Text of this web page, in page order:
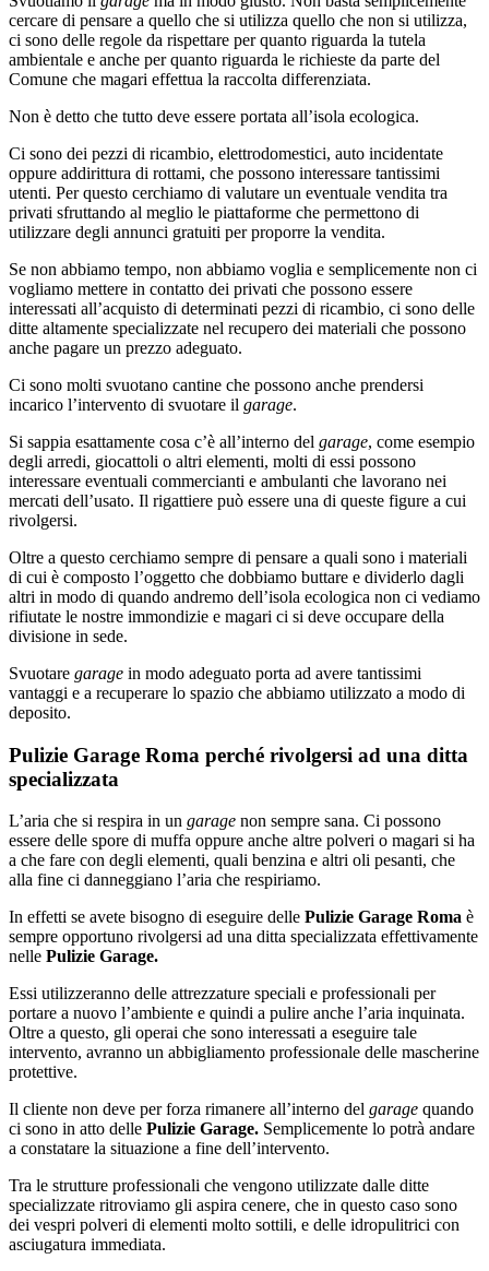
cercare di pensare a quello che si utilizza quello che non si utilizza,
ci sono delle regole da rispettare per quanto riguarda la tutela
ambientale e anche per quanto riguarda le richieste da parte del
Comune che magari effettua la raccolta differenziata.
Non è detto che tutto deve essere portata all’isola ecologica.
Ci sono dei pezzi di ricambio, elettrodomestici, auto incidentate
oppure addirittura di rottami, che possono interessare tantissimi
utenti. Per questo cerchiamo di valutare un eventuale vendita tra
privati sfruttando al meglio le piattaforme che permettono di
utilizzare degli annunci gratuiti per proporre la vendita.
Se non abbiamo tempo, non abbiamo voglia e semplicemente non ci
vogliamo mettere in contatto dei privati che possono essere
interessati all’acquisto di determinati pezzi di ricambio, ci sono delle
ditte altamente specializzate nel recupero dei materiali che possono
anche pagare un prezzo adeguato.
Ci sono molti svuotano cantine che possono anche prendersi
incarico l’intervento di svuotare il garage.
Si sappia esattamente cosa c’è all’interno del garage, come esempio
degli arredi, giocattoli o altri elementi, molti di essi possono
interessare eventuali commercianti e ambulanti che lavorano nei
mercati dell’usato. Il rigattiere può essere una di queste figure a cui
rivolgersi.
Oltre a questo cerchiamo sempre di pensare a quali sono i materiali
di cui è composto l’oggetto che dobbiamo buttare e dividerlo dagli
altri in modo di quando andremo dell’isola ecologica non ci vediamo
rifiutate le nostre immondizie e magari ci si deve occupare della
divisione in sede.
Svuotare garage in modo adeguato porta ad avere tantissimi
vantaggi e a recuperare lo spazio che abbiamo utilizzato a modo di
deposito.
Pulizie Garage Roma perché rivolgersi ad una ditta
specializzata
L’aria che si respira in un garage non sempre sana. Ci possono
essere delle spore di muffa oppure anche altre polveri o magari si ha
a che fare con degli elementi, quali benzina e altri oli pesanti, che
alla fine ci danneggiano l’aria che respiriamo.
In effetti se avete bisogno di eseguire delle Pulizie Garage Roma è
sempre opportuno rivolgersi ad una ditta specializzata effettivamente
nelle Pulizie Garage.
Essi utilizzeranno delle attrezzature speciali e professionali per
portare a nuovo l’ambiente e quindi a pulire anche l’aria inquinata.
Oltre a questo, gli operai che sono interessati a eseguire tale
intervento, avranno un abbigliamento professionale delle mascherine
protettive.
Il cliente non deve per forza rimanere all’interno del garage quando
ci sono in atto delle Pulizie Garage. Semplicemente lo potrà andare
a constatare la situazione a fine dell’intervento.
Tra le strutture professionali che vengono utilizzate dalle ditte
specializzate ritroviamo gli aspira cenere, che in questo caso sono
dei vespri polveri di elementi molto sottili, e delle idropulitrici con
asciugatura immediata.